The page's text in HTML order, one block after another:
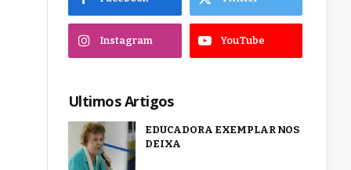
Instagram YouTube
Ultimos Artigos
EDUCADORA EXEMPLAR NOS
DEIXA